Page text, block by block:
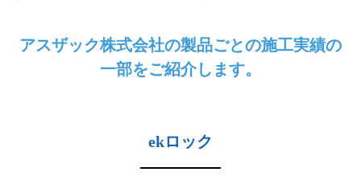
アスザック株式会社の製品ごとの施工実績の
一部をご紹介します。
ekロック